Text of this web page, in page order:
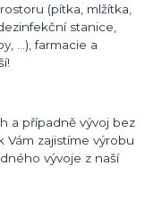
(pítka, mlžítka,
stanice,
...), farmacie a
a případně vývoj bez
zajistíme výrobu
vývoje z naší